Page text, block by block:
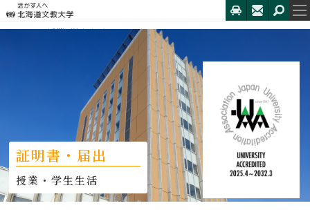
HOME 証明書・届出
証明書・届出